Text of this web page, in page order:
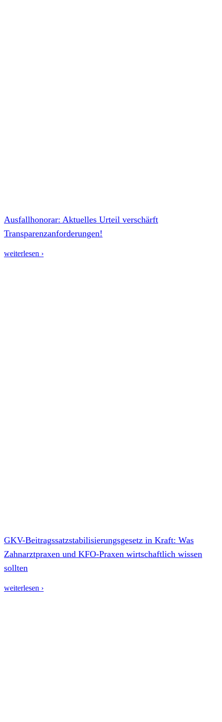
Ausfallhonorar: Aktuelles Urteil verschärft
Transparenzanforderungen!
weiterlesen ›
GKV-Beitragssatzstabilisierungsgesetz in Kraft: Was
Zahnarztpraxen und KFO-Praxen wirtschaftlich wissen
sollten
weiterlesen ›